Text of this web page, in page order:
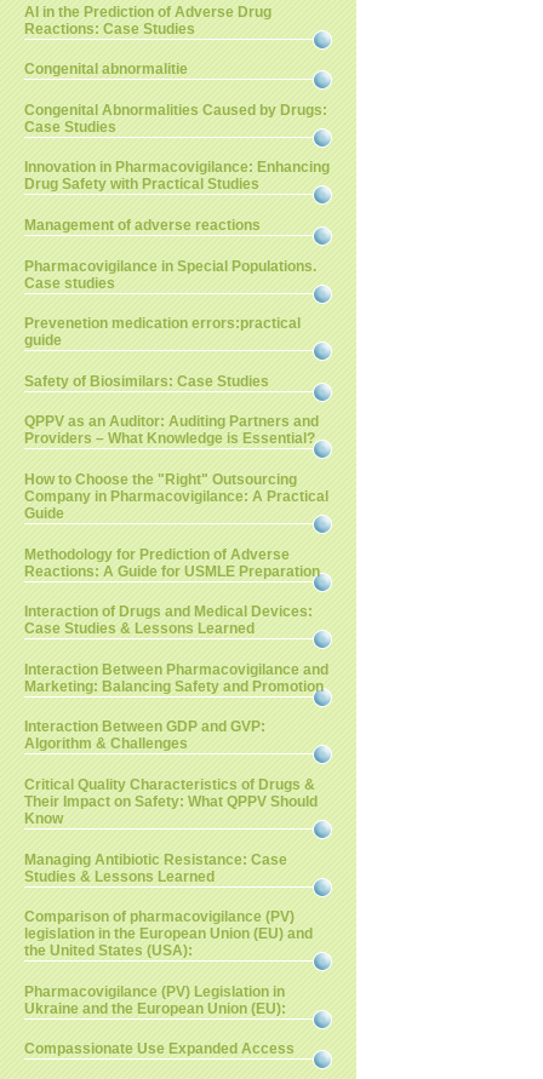
AI in the Prediction of Adverse Drug
Reactions: Case Studies
Congenital abnormalitie
Congenital Abnormalities Caused by Drugs:
Case Studies
Innovation in Pharmacovigilance: Enhancing
Drug Safety with Practical Studies
Management of adverse reactions
Pharmacovigilance in Special Populations.
Case studies
Prevenetion medication errors:practical
guide
Safety of Biosimilars: Case Studies
QPPV as an Auditor: Auditing Partners and
Providers – What Knowledge is Essential?
How to Choose the "Right" Outsourcing
Company in Pharmacovigilance: A Practical
Guide
Methodology for Prediction of Adverse
Reactions: A Guide for USMLE Preparation
Interaction of Drugs and Medical Devices:
Case Studies & Lessons Learned
Interaction Between Pharmacovigilance and
Marketing: Balancing Safety and Promotion
Interaction Between GDP and GVP:
Algorithm & Challenges
Critical Quality Characteristics of Drugs &
Their Impact on Safety: What QPPV Should
Know
Managing Antibiotic Resistance: Case
Studies & Lessons Learned
Comparison of pharmacovigilance (PV)
legislation in the European Union (EU) and
the United States (USA):
Pharmacovigilance (PV) Legislation in
Ukraine and the European Union (EU):
Compassionate Use Expanded Access